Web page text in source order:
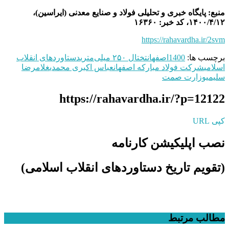
منبع: پایگاه خبری و تحلیلی فولاد و صنایع معدنی (ایراسین)،
۱۴۰۰/۴/۱۲، کد خبر: ۱۶۳۶۰
https://rahavardha.ir/2svm
برچسب ها: 1400 اصفهانتختال ۲۵۰ میلی‌متری
دستاوردهای انقلاب
اسلامیشرکت فولاد مباركه اصفهانعباس اکبری محمدیغلامرضا
سلیمیوزارت صمت
https://rahavardha.ir/?p=12122
کپی URL
نصب اپلیکیشن کارنامه
(تقویم تاریخ دستاوردهای انقلاب اسلامی​)
مطالب مرتبط